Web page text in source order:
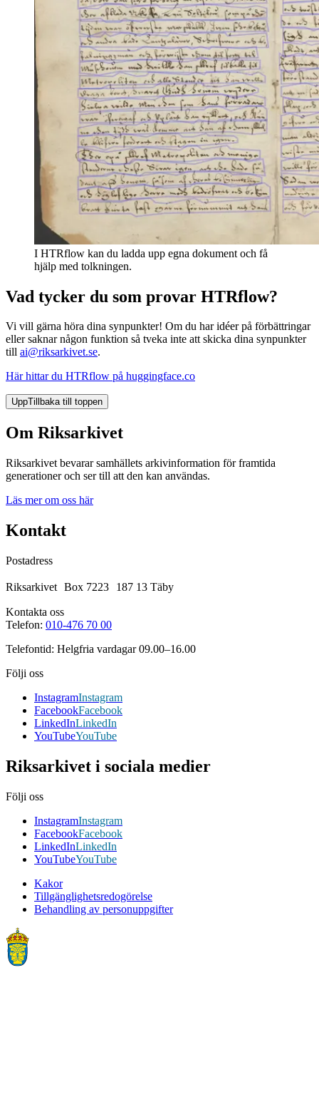
I HTRflow kan du ladda upp egna dokument och få
hjälp med tolkningen.
Vad tycker du som provar HTRflow?
Vi vill gärna höra dina synpunkter! Om du har idéer på förbättringar
eller saknar någon funktion så tveka inte att skicka dina synpunkter
till ai@riksarkivet.se.
Här hittar du HTRflow på huggingface.co
UppTillbaka till toppen
Om Riksarkivet
Riksarkivet bevarar samhällets arkivinformation för framtida
generationer och ser till att den kan användas.
Läs mer om oss här
Kontakt
Postadress
Riksarkivet Box 7223 187 13 Täby
Kontakta oss
Telefon: 010-476 70 00
Telefontid: Helgfria vardagar 09.00–16.00
Följi oss
InstagramInstagram
FacebookFacebook
LinkedInLinkedIn
YouTubeYouTube
Riksarkivet i sociala medier
Följi oss
InstagramInstagram
FacebookFacebook
LinkedInLinkedIn
YouTubeYouTube
Kakor
Tillgänglighetsredogörelse
Behandling av personuppgifter